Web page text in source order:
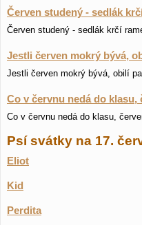
Červen studený - sedlák
Červen studený - sedlák krčí
Jestli červen mokrý bývá,
Jestli červen mokrý bývá, obilí
Co v červnu nedá do klasu,
Co v červnu nedá do klasu,
Psí svátky na 17.
Eliot
Kid
Perdita